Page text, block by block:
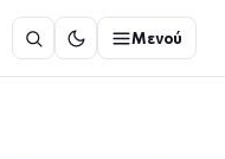
Μενού